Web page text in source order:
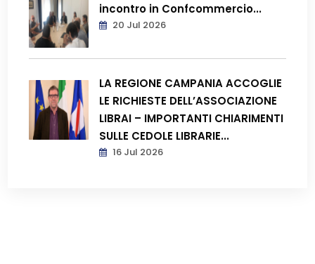
incontro in Confcommercio...
20 Jul 2026
LA REGIONE CAMPANIA ACCOGLIE
LE RICHIESTE DELL’ASSOCIAZIONE
LIBRAI – IMPORTANTI CHIARIMENTI
SULLE CEDOLE LIBRARIE...
16 Jul 2026